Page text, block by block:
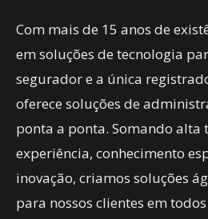
Com mais de 15 anos de
em soluções de tecnologia
segurador e a única
oferece soluções de
ponta a ponta. Somando alta
experiência, conhecimento
inovação, criamos soluções
para nossos clientes em